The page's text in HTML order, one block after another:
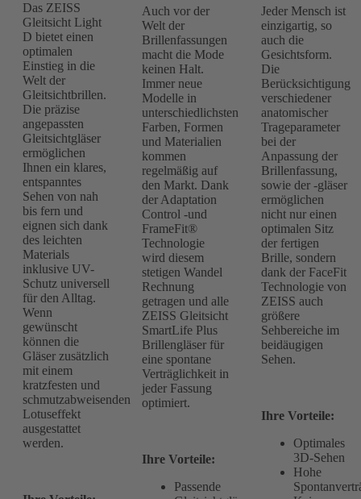
Das ZEISS
Gleitsicht Light
D bietet einen
optimalen
Einstieg in die
Welt der
Gleitsichtbrillen.
Die präzise
angepassten
Gleitsichtgläser
ermöglichen
Ihnen ein klares,
entspanntes
Sehen von nah
bis fern und
eignen sich dank
des leichten
Materials
inklusive UV-
Schutz universell
für den Alltag.
Wenn
gewünscht
können die
Gläser zusätzlich
mit einem
kratzfesten und
schmutzabweisenden
Lotuseffekt
ausgestattet
werden.
Auch vor der
Welt der
Brillenfassungen
macht die Mode
keinen Halt.
Immer neue
Modelle in
unterschiedlichsten
Farben, Formen
und Materialien
kommen
regelmäßig auf
den Markt. Dank
der Adaptation
Control -und
FrameFit®
Technologie
wird diesem
stetigen Wandel
Rechnung
getragen und alle
ZEISS Gleitsicht
SmartLife Plus
Brillengläser für
eine spontane
Verträglichkeit in
jeder Fassung
optimiert.
Ihre Vorteile:
Passende
Jeder Mensch ist
einzigartig, so
auch die
Gesichtsform.
Die
Berücksichtigung
verschiedener
anatomischer
Trageparameter
bei der
Anpassung der
Brillenfassung,
sowie der -gläser
ermöglichen
nicht nur einen
optimalen Sitz
der fertigen
Brille, sondern
dank der FaceFit
Technologie von
ZEISS auch
größere
Sehbereiche im
beidäugigen
Sehen.
Ihre Vorteile:
Optimales
3D-Sehen
Hohe